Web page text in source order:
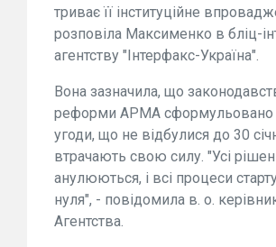
триває її інституційне
розповіла Максименко в бліц-
агентству "Інтерфакс-Україна".
Вона зазначила, що
реформи АРМА сформульовано
угоди, що не відбулися до 30
втрачають свою силу. "Усі
анулюються, і всі процеси
нуля", - повідомила в. о.
Агентства.